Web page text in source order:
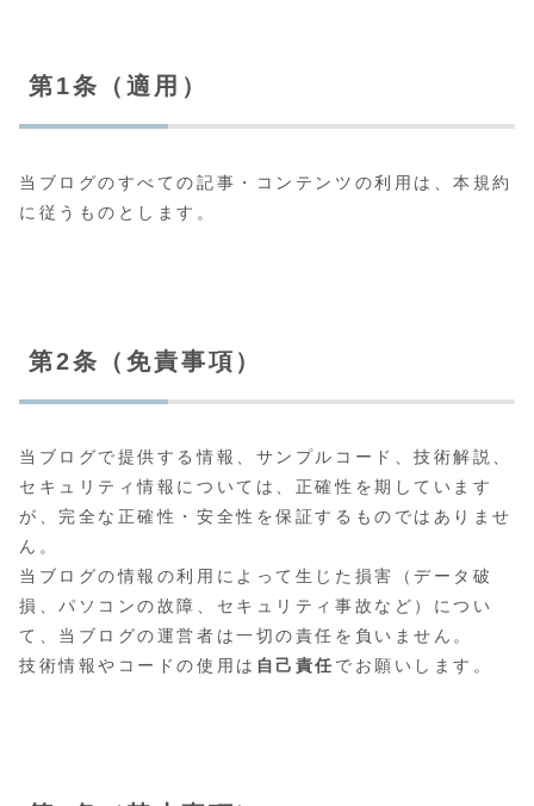
第1条（適用）
当ブログのすべての記事・コンテンツの利用は、本規約
に従うものとします。
第2条（免責事項）
当ブログで提供する情報、サンプルコード、技術解説、
セキュリティ情報については、正確性を期しています
が、完全な正確性・安全性を保証するものではありませ
ん。
当ブログの情報の利用によって生じた損害（データ破
損、パソコンの故障、セキュリティ事故など）につい
て、当ブログの運営者は一切の責任を負いません。
技術情報やコードの使用は 自己責任 でお願いします。